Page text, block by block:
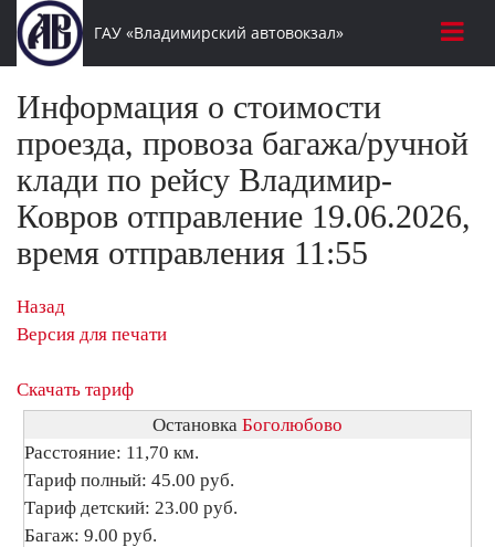
ГАУ «Владимирский автовокзал»
Информация о стоимости
проезда, провоза багажа/ручной
клади по рейсу Владимир-
Ковров отправление 19.06.2026,
время отправления 11:55
Назад
Версия для печати
Скачать тариф
Остановка Боголюбово
Расстояние: 11,70 км.
Тариф полный: 45.00 руб.
Тариф детский: 23.00 руб.
Багаж: 9.00 руб.